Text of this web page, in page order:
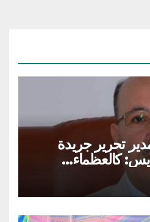
لوفاة مدير تحرير جريدة
كالعظماء…